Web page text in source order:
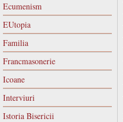
Ecumenism
EUtopia
Familia
Francmasonerie
Icoane
Interviuri
Istoria Bisericii